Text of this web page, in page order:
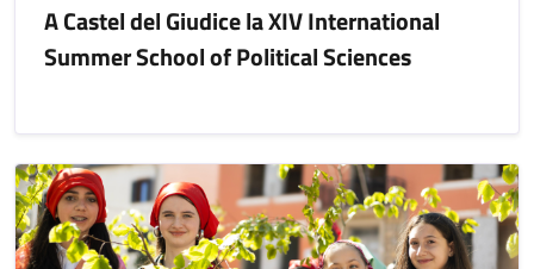
A Castel del Giudice la XIV International
Summer School of Political Sciences